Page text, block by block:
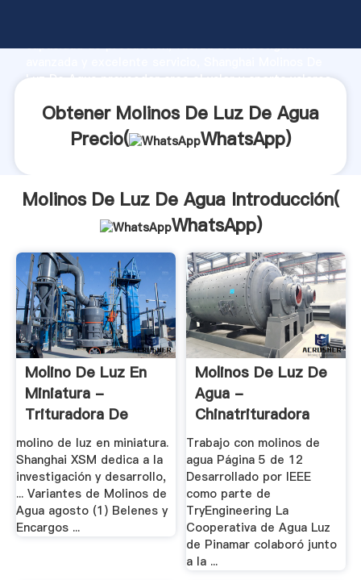
capacidad de producción, fuerza de investigación
Luz De Agua proveedor crea el valor y aporta valores
Obtener Molinos De Luz De Agua
Precio(
WhatsApp)
Molinos De Luz De Agua Introducción(
WhatsApp)
Molino De Luz En
Miniatura -
Trituradora De
Cono
molino de luz en miniatura.
Shanghai XSM dedica a la
investigación y desarrollo,
... Variantes de Molinos de
Agua agosto (1) Belenes y
Encargos ...
Molinos De Luz De
Agua -
Chinatrituradora
Trabajo con molinos de
agua Página 5 de 12
Desarrollado por IEEE
como parte de
TryEngineering La
Cooperativa de Agua Luz
de Pinamar colaboró junto
a la ...